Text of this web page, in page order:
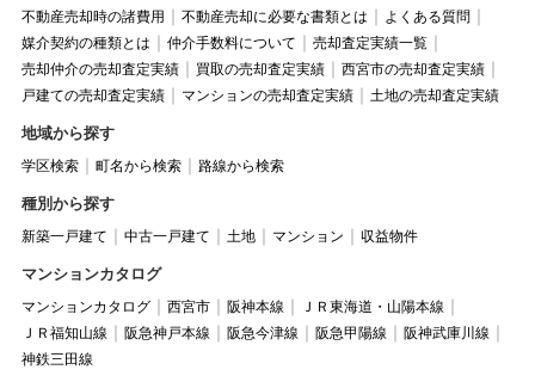
不動産売却時の諸費用
不動産売却に必要な書類とは
よくある質問
媒介契約の種類とは
仲介手数料について
売却査定実績一覧
売却仲介の売却査定実績
買取の売却査定実績
西宮市の売却査定実績
戸建ての売却査定実績
マンションの売却査定実績 土地の売却査定実績
地域から探す
学区検索 町名から検索 路線から検索
種別から探す
新築一戸建て 中古一戸建て 土地 マンション 収益物件
マンションカタログ
マンションカタログ 西宮市 阪神本線
ＪＲ東海道・山陽本線
ＪＲ福知山線
阪急神戸本線 阪急今津線 阪急甲陽線
阪神武庫川線
神鉄三田線